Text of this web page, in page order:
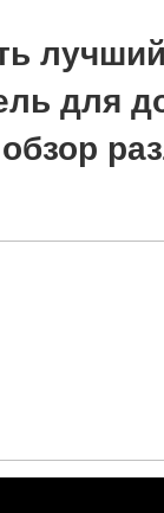
лучший
для